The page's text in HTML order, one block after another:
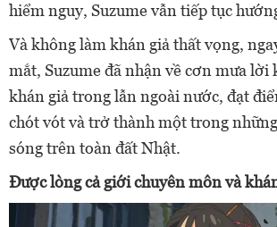
hiểm nguy, Suzume vẫn tiếp tục
Và không làm khán giả thất vọng,
mắt, Suzume đã nhận về cơn mưa lời
khán giả trong lẫn ngoài nước, đạt
chót vót và trở thành một trong
sóng trên toàn đất Nhật.
Được lòng cả giới chuyên môn và